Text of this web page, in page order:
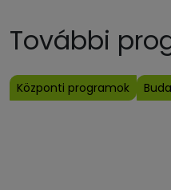
További
Központi programok